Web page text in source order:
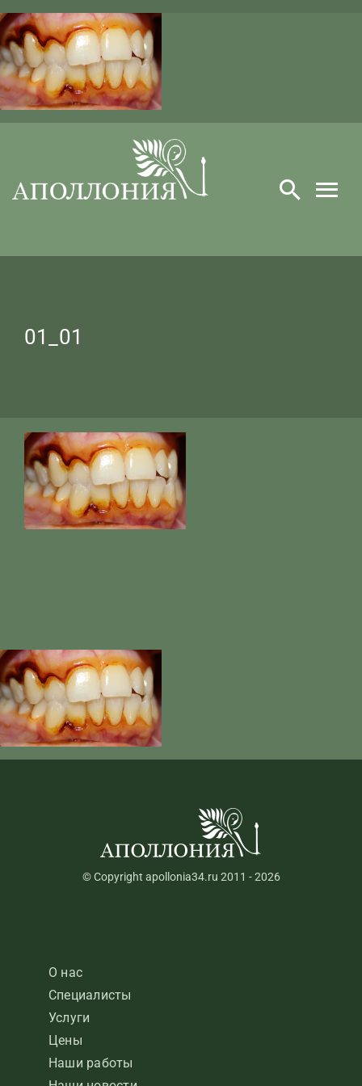
to
content
01_01
© Copyright apollonia34.ru 2011 - 2026
О нас
Специалисты
Услуги
Цены
Наши работы